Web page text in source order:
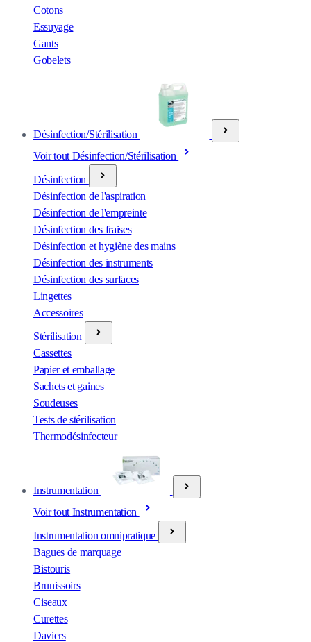
Cotons
Essuyage
Gants
Gobelets
Désinfection/Stérilisation
Voir tout Désinfection/Stérilisation
Désinfection
Désinfection de l'aspiration
Désinfection de l'empreinte
Désinfection des fraises
Désinfection et hygiène des mains
Désinfection des instruments
Désinfection des surfaces
Lingettes
Accessoires
Stérilisation
Cassettes
Papier et emballage
Sachets et gaines
Soudeuses
Tests de stérilisation
Thermodésinfecteur
Instrumentation
Voir tout Instrumentation
Instrumentation omnipratique
Bagues de marquage
Bistouris
Brunissoirs
Ciseaux
Curettes
Daviers